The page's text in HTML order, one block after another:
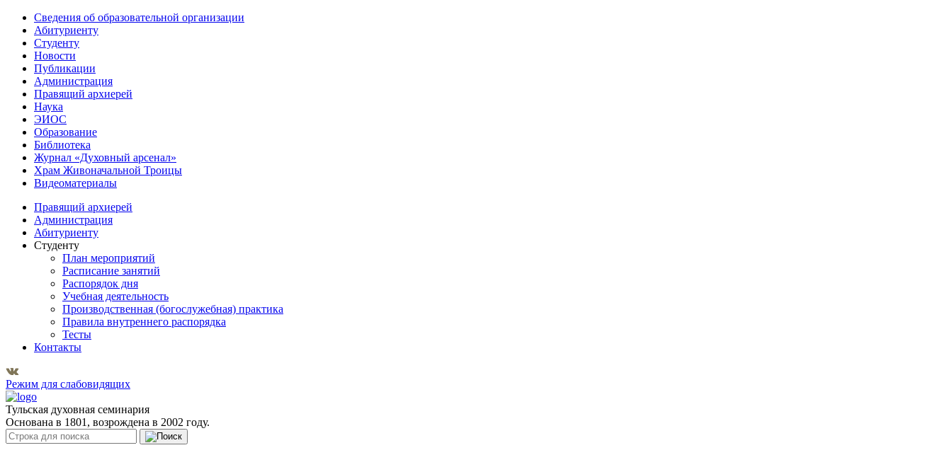
Сведения об образовательной организации
Абитуриенту
Студенту
Новости
Публикации
Администрация
Правящий архиерей
Наука
ЭИОС
Образование
Библиотека
Журнал «Духовный арсенал»
Храм Живоначальной Троицы
Видеоматериалы
Правящий архиерей
Администрация
Абитуриенту
Студенту
План мероприятий
Расписание занятий
Распорядок дня
Учебная деятельность
Производственная (богослужебная) практика
Правила внутреннего распорядка
Тесты
Контакты
Режим для слабовидящих
Тульская духовная семинария
Основана в 1801, возрождена в 2002 году.